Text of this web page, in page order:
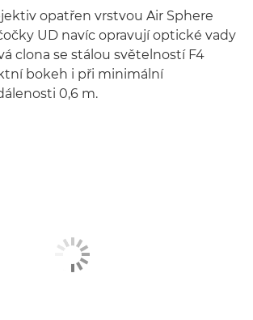
opatřen vrstvou Air Sphere
UD navíc opravují optické vady
clona se stálou světelností F4
bokeh i při minimální
0,6 m.